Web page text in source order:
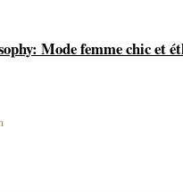
Mode femme chic et